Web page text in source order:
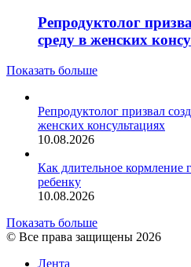
Репродуктолог
среду в женских
Показать больше
Репродуктолог призвал
женских консультациях
10.08.2026
Как длительное кормление
ребенку
10.08.2026
Показать больше
© Все права защищены 2026
Лента